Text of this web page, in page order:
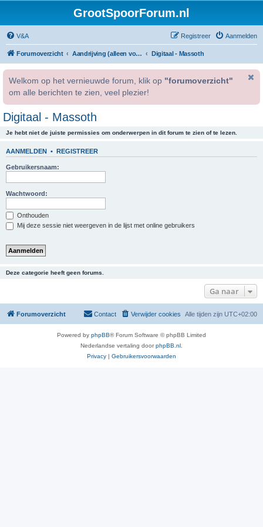
GrootSpoorForum.nl
V&A Aanmelden
Registreer
Forumoverzicht Aandrijving (alleen voor geregistreerde gebruikers). Digitaal - Massoth
Welkom op het vernieuwde forum, klik op "forumoverzicht"
om alle berichten te zien, veel plezier!
Digitaal - Massoth
Je hebt niet de juiste permissies om onderwerpen in dit forum te zien of te lezen.
AANMELDEN • REGISTREER
Gebruikersnaam:
Wachtwoord:
Onthouden
Mij deze sessie niet weergeven in de lijst met online gebruikers
Deze categorie heeft geen forums.
Ga naar
Forumoverzicht Alle tijden zijn UTC+02:00
Verwijder cookies
Contact
Powered by phpBB® Forum Software © phpBB Limited
Nederlandse vertaling doorphpBB.nl
Privacy | Gebruikersvoorwaarden